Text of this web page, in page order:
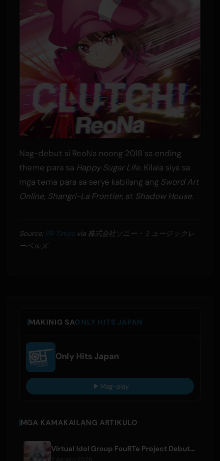
Nag-debut si ReoNa noong 2018 sa ending
theme para sa Happy Sugar Life. Kilala siya sa
mga tema para sa serye kabilang ang Sword Art
Online, Shangri-La Frontier, at Shadow House.
Source: PR Timesvia 株式会社ソニー・ミュージックレ
ーベルズ
MAKINIG SAONLY HITS JAPAN
Only Hits Japan
Mag-play
MGA KAMAKAILANG ARTIKULO
Virtual Idol Group FouRTe Project Debuts with 'ALL IN' Album Produced by m-flo's ☆Taku Takahashi